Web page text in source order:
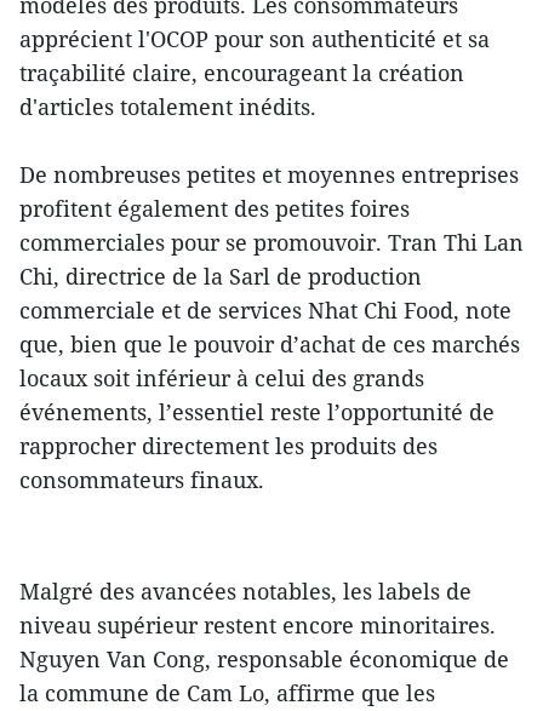
apprécient l'OCOP pour son authenticité et sa
traçabilité claire, encourageant la création
d'articles totalement inédits.
De nombreuses petites et moyennes entreprises
profitent également des petites foires
commerciales pour se promouvoir. Tran Thi Lan
Chi, directrice de la Sarl de production
commerciale et de services Nhat Chi Food, note
que, bien que le pouvoir d’achat de ces marchés
locaux soit inférieur à celui des grands
événements, l’essentiel reste l’opportunité de
rapprocher directement les produits des
consommateurs finaux.
Malgré des avancées notables, les labels de
niveau supérieur restent encore minoritaires.
Nguyen Van Cong, responsable économique de
la commune de Cam Lo, affirme que les